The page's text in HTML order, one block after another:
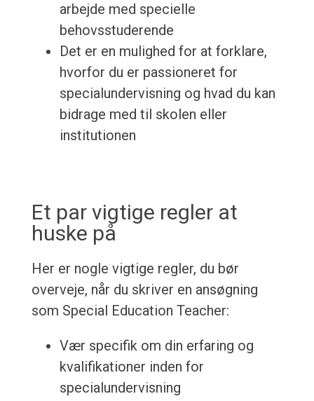
arbejde med specielle
behovsstuderende
Det er en mulighed for at forklare,
hvorfor du er passioneret for
specialundervisning og hvad du kan
bidrage med til skolen eller
institutionen
Et par vigtige regler at
huske på
Her er nogle vigtige regler, du bør
overveje, når du skriver en ansøgning
som Special Education Teacher:
Vær specifik om din erfaring og
kvalifikationer inden for
specialundervisning